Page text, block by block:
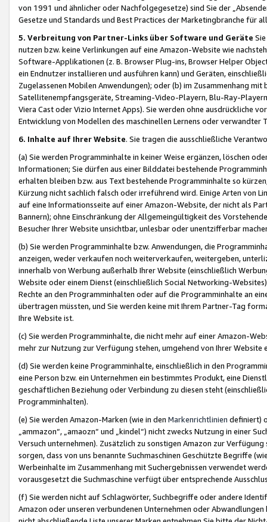
von 1991 und ähnlicher oder Nachfolgegesetze) sind Sie der
Gesetze und Standards und Best Practices der Marketingbranche für
5. Verbreitung von Partner-Links über Software und Geräte
nutzen bzw. keine Verlinkungen auf eine Amazon-Website wie
Software-Applikationen (z. B. Browser Plug-ins, Browser Helper
ein Endnutzer installieren und ausführen kann) und Geräten,
Zugelassenen Mobilen Anwendungen); oder (b) im Zusammenhang
Satellitenempfangsgeräte, Streaming-Video-Playern, Blu-Ray-
Viera Cast oder Vizio Internet Apps). Sie werden ohne ausdrückliche
Entwicklung von Modellen des maschinellen Lernens oder
6. Inhalte auf Ihrer Website. Sie tragen die ausschließliche
(a) Sie werden Programminhalte in keiner Weise ergänzen, löschen
Informationen; Sie dürfen aus einer Bilddatei bestehende
erhalten bleiben bzw. aus Text bestehende Programminhalte so
Kürzung nicht sachlich falsch oder irreführend wird. Einige Arten von
auf eine Informationsseite auf einer Amazon-Website, der nicht als
Bannern); ohne Einschränkung der Allgemeingültigkeit des
Besucher Ihrer Website unsichtbar, unlesbar oder unentzifferbar
(b) Sie werden Programminhalte bzw. Anwendungen, die
anzeigen, weder verkaufen noch weiterverkaufen, weitergeben,
innerhalb von Werbung außerhalb Ihrer Website (einschließlich
Website oder einem Dienst (einschließlich Social Networking-
Rechte an den Programminhalten oder auf die Programminhalte an
übertragen müssten, und Sie werden keine mit Ihrem Partner-Tag
Ihre Website ist.
(c) Sie werden Programminhalte, die nicht mehr auf einer Amazon-
mehr zur Nutzung zur Verfügung stehen, umgehend von Ihrer
(d) Sie werden keine Programminhalte, einschließlich in den
eine Person bzw. ein Unternehmen ein bestimmtes Produkt, eine
geschäftlichen Beziehung oder Verbindung zu diesen steht
Programminhalten).
(e) Sie werden Amazon-Marken (wie in den Markenrichtlinien definiert)
„ammazon“, „amaozn“ und „kindel“) nicht zwecks Nutzung in einer
Versuch unternehmen). Zusätzlich zu sonstigen Amazon zur
sorgen, dass von uns benannte Suchmaschinen Geschützte Begriffe
Werbeinhalte im Zusammenhang mit Suchergebnissen verwendet
vorausgesetzt die Suchmaschine verfügt über entsprechende
(f) Sie werden nicht auf Schlagwörter, Suchbegriffe oder andere
Amazon oder unseren verbundenen Unternehmen oder